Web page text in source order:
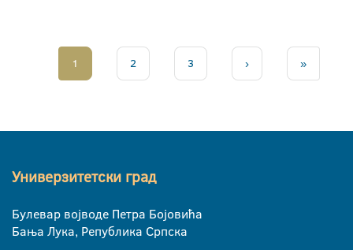
1 2 3 › »
Универзитетски град
Булевар војводе Петра Бојовића
Бања Лука, Република Српска